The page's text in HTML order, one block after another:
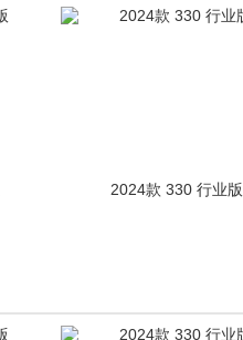
2024款 330 行业版